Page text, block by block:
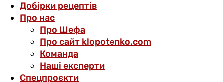
Добірки рецептів
Про нас
Про Шефа
Про сайт klopotenko.com
Команда
Наші експерти
Спецпроєкти